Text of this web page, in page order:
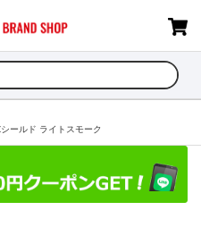
ールド ライトスモーク